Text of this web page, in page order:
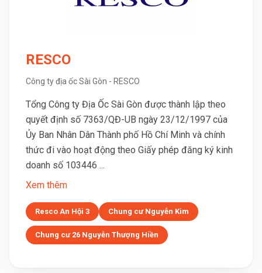
RESCO
Công ty địa ốc Sài Gòn - RESCO
Tổng Công ty Địa Ốc Sài Gòn được thành lập theo
quyết định số 7363/QĐ-UB ngày 23/12/1997 của
Ủy Ban Nhân Dân Thành phố Hồ Chí Minh và chính
thức đi vào hoạt động theo Giấy phép đăng ký kinh
doanh số 103446 ...
Xem thêm
Resco An Hội 3 Chung cư Nguyễn Kim
Chung cư 26 Nguyễn Thượng Hiền